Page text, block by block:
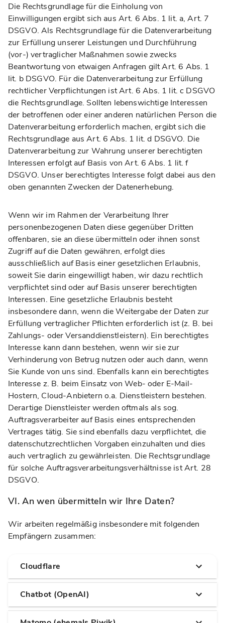
Die Rechtsgrundlage für die Einholung von
Einwilligungen ergibt sich aus Art. 6 Abs. 1 lit. a, Art. 7
DSGVO. Als Rechtsgrundlage für die Datenverarbeitung
zur Erfüllung unserer Leistungen und Durchführung
(vor-) vertraglicher Maßnahmen sowie zwecks
Beantwortung von etwaigen Anfragen gilt Art. 6 Abs. 1
lit. b DSGVO. Für die Datenverarbeitung zur Erfüllung
rechtlicher Verpflichtungen ist Art. 6 Abs. 1 lit. c DSGVO
die Rechtsgrundlage. Sollten lebenswichtige Interessen
der betroffenen oder einer anderen natürlichen Person die
Datenverarbeitung erforderlich machen, ergibt sich die
Rechtsgrundlage aus Art. 6 Abs. 1 lit. d DSGVO. Die
Datenverarbeitung zur Wahrung unserer berechtigten
Interessen erfolgt auf Basis von Art. 6 Abs. 1 lit. f
DSGVO. Unser berechtigtes Interesse folgt dabei aus den
oben genannten Zwecken der Datenerhebung.
Wenn wir im Rahmen der Verarbeitung Ihrer
personenbezogenen Daten diese gegenüber Dritten
offenbaren, sie an diese übermitteln oder ihnen sonst
Zugriff auf die Daten gewähren, erfolgt dies
ausschließlich auf Basis einer gesetzlichen Erlaubnis,
soweit Sie darin eingewilligt haben, wir dazu rechtlich
verpflichtet sind oder auf Basis unserer berechtigten
Interessen. Eine gesetzliche Erlaubnis besteht
insbesondere dann, wenn die Weitergabe der Daten zur
Erfüllung vertraglicher Pflichten erforderlich ist (z. B. bei
Zahlungs- oder Versanddienstleistern). Ein berechtigtes
Interesse kann dann bestehen, wenn wir sie zur
Verhinderung von Betrug nutzen oder auch dann, wenn
Sie Kunde von uns sind. Ebenfalls kann ein berechtigtes
Interesse z. B. beim Einsatz von Web- oder E-Mail-
Hostern, Cloud-Anbietern o.a. Dienstleistern bestehen.
Derartige Dienstleister werden oftmals als sog.
Auftragsverarbeiter auf Basis eines entsprechenden
Vertrages tätig. Sie sind ebenfalls dazu verpflichtet, die
datenschutzrechtlichen Vorgaben einzuhalten und dies
auch vertraglich zu gewährleisten. Die Rechtsgrundlage
für solche Auftragsverarbeitungsverhältnisse ist Art. 28
DSGVO.
VI. An wen übermitteln wir Ihre Daten?
Wir arbeiten regelmäßig insbesondere mit folgenden
Empfängern zusammen:
Cloudflare
Chatbot (OpenAI)